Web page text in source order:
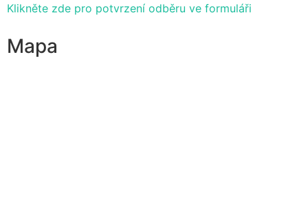
Klikněte zde pro potvrzení odběru ve formuláři
Mapa